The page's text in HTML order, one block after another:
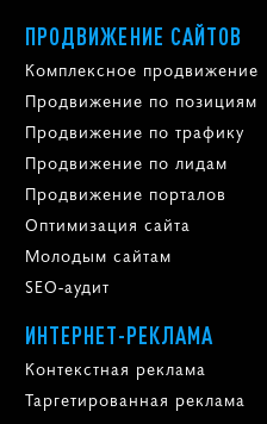
ПРОДВИЖЕНИЕ САЙТОВ
Комплексное продвижение
Продвижение по позициям
Продвижение по трафику
Продвижение по лидам
Продвижение порталов
Оптимизация сайта
Молодым сайтам
SEO-аудит
ИНТЕРНЕТ-РЕКЛАМА
Контекстная реклама
Таргетированная реклама